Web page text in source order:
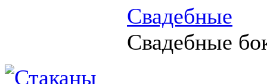
Свадебные
Свадебные